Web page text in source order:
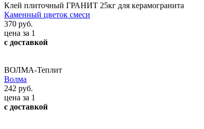
Клей плиточный ГРАНИТ 25кг для керамогранита
Каменный цветок смеси
370 руб.
цена за 1
с доставкой
ВОЛМА-Теплит
Волма
242 руб.
цена за 1
с доставкой